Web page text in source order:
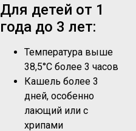
Для детей от 1
года до 3 лет:
Температура выше
38,5°C более 3 часов
Кашель более 3
дней, особенно
лающий или с
хрипами